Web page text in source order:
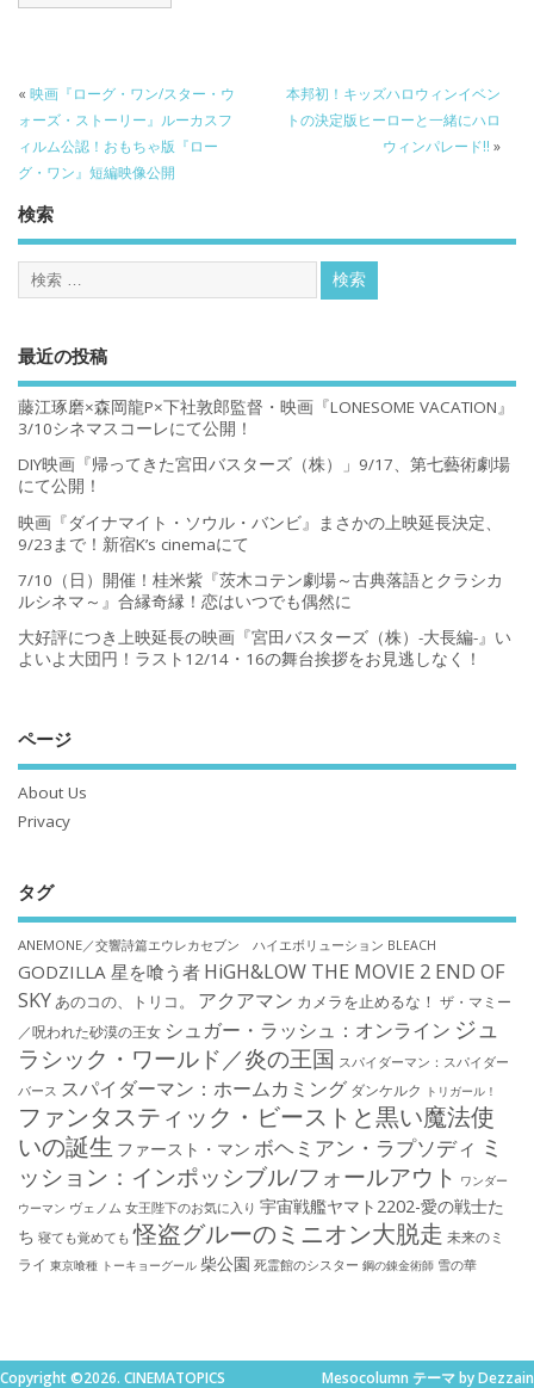
« 映画『ローグ・ワン/スター・ウ
ォーズ・ストーリー』ルーカスフ
ィルム公認！おもちゃ版『ロー
グ・ワン』短編映像公開
本邦初！キッズハロウィンイベン
トの決定版ヒーローと一緒にハロ
ウィンパレード!! »
検索
最近の投稿
藤江琢磨×森岡龍P×下社敦郎監督・映画『LONESOME VACATION』
3/10シネマスコーレにて公開！
DIY映画『帰ってきた宮田バスターズ（株）」9/17、第七藝術劇場
にて公開！
映画『ダイナマイト・ソウル・バンビ』まさかの上映延長決定、
9/23まで！新宿K’s cinemaにて
7/10（日）開催！桂米紫『茨木コテン劇場～古典落語とクラシカ
ルシネマ～』合縁奇縁！恋はいつでも偶然に
大好評につき上映延長の映画『宮田バスターズ（株）-大長編-』い
よいよ大団円！ラスト12/14・16の舞台挨拶をお見逃しなく！
ページ
About Us
Privacy
タグ
ANEMONE／交響詩篇エウレカセブン ハイエボリューション BLEACH
GODZILLA 星を喰う者 HiGH&LOW THE MOVIE 2 END OF
SKYあのコの、トリコ。 アクアマン カメラを止めるな！ ザ・マミー
／呪われた砂漠の王女 シュガー・ラッシュ：オンライン ジュ
ラシック・ワールド／炎の王国 スパイダーマン：スパイダー
バース スパイダーマン：ホームカミング ダンケルク トリガール！
ファンタスティック・ビーストと黒い魔法使
いの誕生 ファースト・マン ボヘミアン・ラプソディ ミ
ッション：インポッシブル/フォールアウト ワンダー
ウーマン ヴェノム 女王陛下のお気に入り 宇宙戦艦ヤマト2202-愛の戦士た
ち 寝ても覚めても 怪盗グルーのミニオン大脱走 未来のミ
ライ 東京喰種 トーキョーグール 柴公園 死霊館のシスター 鋼の錬金術師 雪の華
Copyright ©2026. CINEMATOPICS Mesocolumn テーマ by Dezzain